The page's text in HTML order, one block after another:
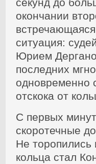
окончании
ситуация:
Юрием
последних
одновременно
отскока от
С первых
скоротечные
Не торопились
кольца стал